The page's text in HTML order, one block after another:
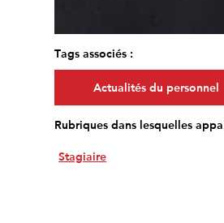
Tags associés :
Actualités du personnel
Rubriques dans lesquelles
Stagiaire